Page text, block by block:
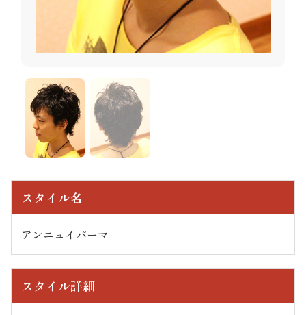
スタイル名
アンニュイパーマ
スタイル詳細